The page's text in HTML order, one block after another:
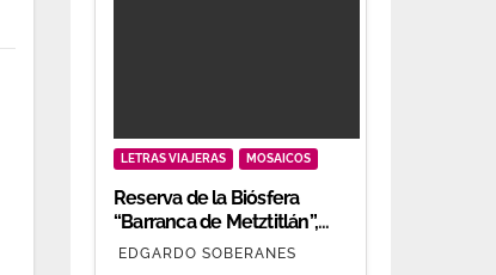
LETRAS VIAJERAS MOSAICOS
Reserva de la Biósfera
“Barranca de Metztitlán”,
patrimonio biocultural
EDGARDO SOBERANES